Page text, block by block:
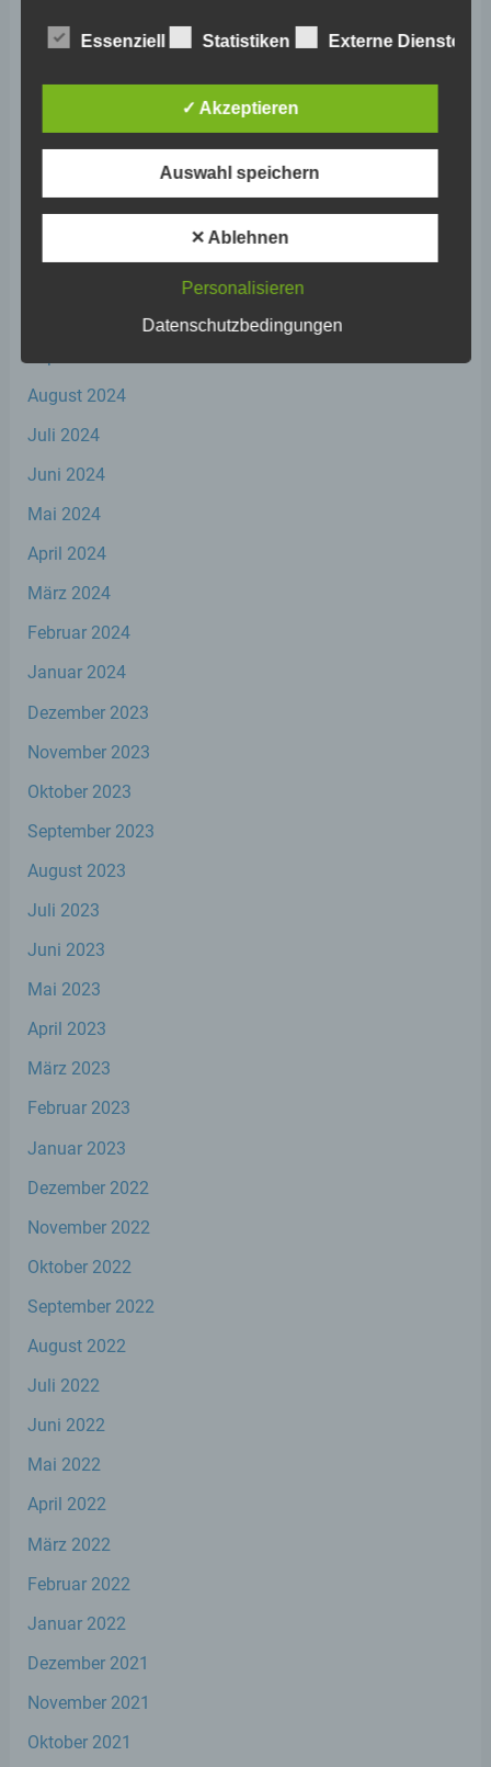
Mai 2025
Januar 2025
August 2024
Juli 2024
Juni 2024
Mai 2024
April 2024
März 2024
Februar 2024
Januar 2024
Dezember 2023
November 2023
Oktober 2023
September 2023
August 2023
Juli 2023
Juni 2023
Mai 2023
April 2023
März 2023
Februar 2023
Januar 2023
Dezember 2022
November 2022
Oktober 2022
September 2022
August 2022
Juli 2022
Juni 2022
Mai 2022
April 2022
März 2022
Februar 2022
Januar 2022
Dezember 2021
November 2021
Oktober 2021
natürlichen Person sind, identifiziert werden
kann.
Betroffene Person ist jede identifizierte oder
identifizierbare natürliche Person, deren
personenbezogene Daten von dem für die
Verarbeitung Verantwortlichen verarbeitet
werden.
c) Verarbeitung
Verarbeitung ist jeder mit oder ohne Hilfe
automatisierter Verfahren ausgeführte
Daten wie das Erheben, das Erfassen, die
die Offenlegung durch Übermittlung,
Bereitstellung, den Abgleich oder die
Löschen oder die Vernichtung.
d) Einschränkung der Verarbeitung
Einschränkung der Verarbeitung ist die
Markierung gespeicherter
ihre künftige Verarbeitung einzuschränken.
Profiling ist jede Art der automatisierten
werden, um bestimmte persönliche
Aspekte, die sich auf eine natürliche Person
beziehen, zu bewerten, insbesondere, um
Aspekte bezüglich Arbeitsleistung,
wirtschaftlicher Lage, Gesundheit,
persönlicher Vorlieben, Interessen,
Zuverlässigkeit, Verhalten, Aufenthaltsort
oder Ortswechsel dieser natürlichen Person
f) Pseudonymisierung
personenbezogener Daten in einer Weise,
betroffenen Person zugeordnet werden
werden und technischen und
organisatorischen Maßnahmen unterliegen,
die gewährleisten, dass die
identifizierten oder identifizierbaren
g) Verantwortlicher oder für die
Verarbeitung Verantwortlicher
Verantwortlicher oder für die Verarbeitung
Essenziell Statistiken Externe Dienste
✓ Akzeptieren
Auswahl speichern
✕ Ablehnen
Personalisieren
Datenschutzbedingungen